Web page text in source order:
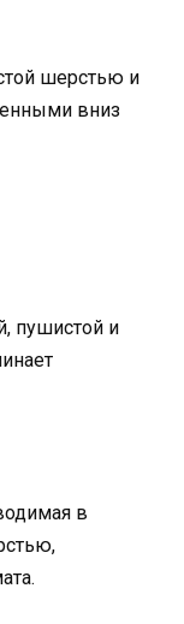
шерстью и
вниз
пушистой и
в